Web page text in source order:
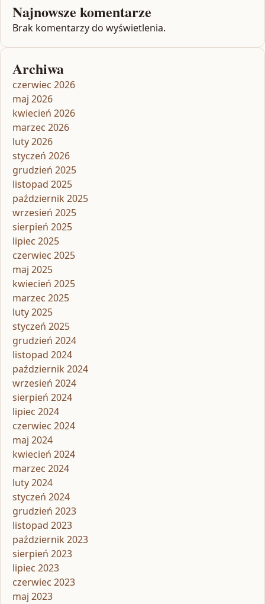
Najnowsze komentarze
Brak komentarzy do wyświetlenia.
Archiwa
czerwiec 2026
maj 2026
kwiecień 2026
marzec 2026
luty 2026
styczeń 2026
grudzień 2025
listopad 2025
październik 2025
wrzesień 2025
sierpień 2025
lipiec 2025
czerwiec 2025
maj 2025
kwiecień 2025
marzec 2025
luty 2025
styczeń 2025
grudzień 2024
listopad 2024
październik 2024
wrzesień 2024
sierpień 2024
lipiec 2024
czerwiec 2024
maj 2024
kwiecień 2024
marzec 2024
luty 2024
styczeń 2024
grudzień 2023
listopad 2023
październik 2023
sierpień 2023
lipiec 2023
czerwiec 2023
maj 2023